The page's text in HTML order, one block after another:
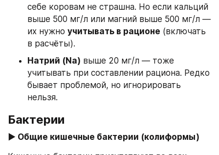
себе коровам не страшна. Но если кальций
выше 500 мг/л или магний выше 500 мг/л —
их нужно учитывать в рационе (включать
в расчёты).
Натрий (Na) выше 20 мг/л — тоже
учитывать при составлении рациона. Редко
бывает проблемой, но игнорировать
нельзя.
Бактерии
▶ Общие кишечные бактерии (колиформы)